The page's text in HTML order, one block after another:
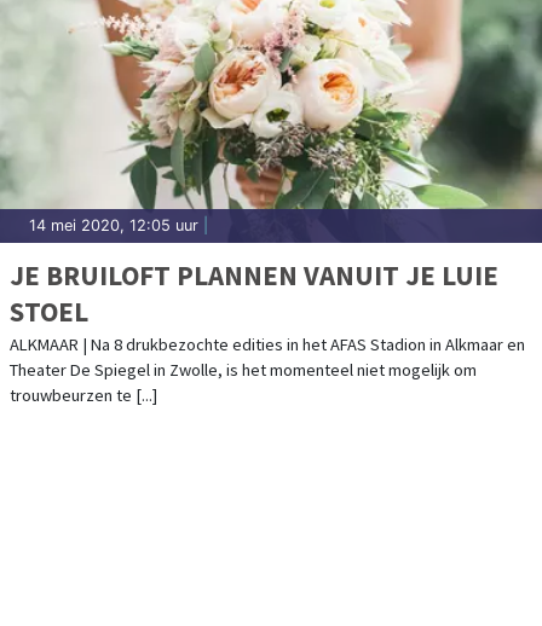
14 mei 2020, 12:05 uur
JE BRUILOFT PLANNEN VANUIT JE LUIE
STOEL
ALKMAAR | Na 8 drukbezochte edities in het AFAS Stadion in Alkmaar en
Theater De Spiegel in Zwolle, is het momenteel niet mogelijk om
trouwbeurzen te [...]